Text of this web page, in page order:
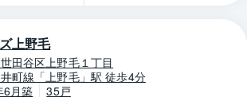
上野毛
田谷区上野毛１丁目
町線「上野毛」駅 徒歩4分
6月築
35戸